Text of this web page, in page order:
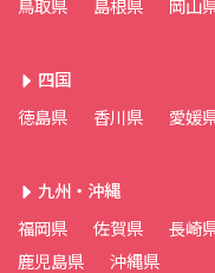
鳥取県
島根県 岡山
四国
徳島県
香川県 愛媛
九州・沖縄
福岡県
佐賀県 長崎
鹿児島県
沖縄県